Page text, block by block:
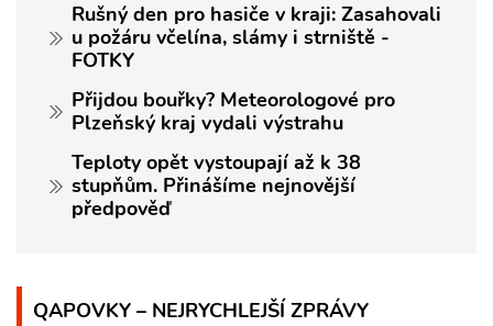
Rušný den pro hasiče v kraji: Zasahovali
u požáru včelína, slámy i strniště -
FOTKY
Přijdou bouřky? Meteorologové pro
Plzeňský kraj vydali výstrahu
Teploty opět vystoupají až k 38
stupňům. Přinášíme nejnovější
předpověď
QAPOVKY – NEJRYCHLEJŠÍ ZPRÁVY